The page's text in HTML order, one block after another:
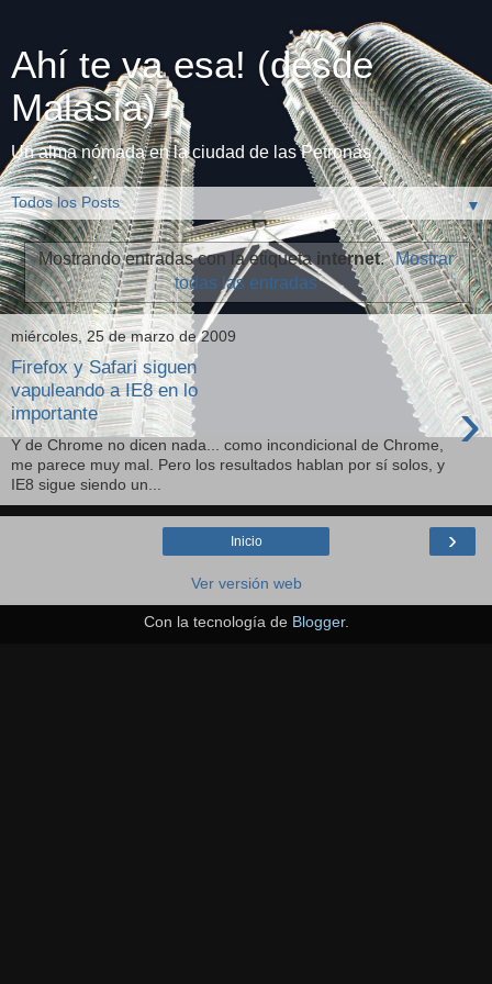
Ahí te va esa! (desde
Malasia)
Un alma nómada en la ciudad de las Petronas
▼
Mostrando entradas con la etiqueta internet. Mostrar
todas las entradas
miércoles, 25 de marzo de 2009
Firefox y Safari siguen
vapuleando a IE8 en lo
importante
›
Y de Chrome no dicen nada... como incondicional de Chrome,
me parece muy mal. Pero los resultados hablan por sí solos, y
IE8 sigue siendo un...
›
Inicio
Ver versión web
Con la tecnología de Blogger.